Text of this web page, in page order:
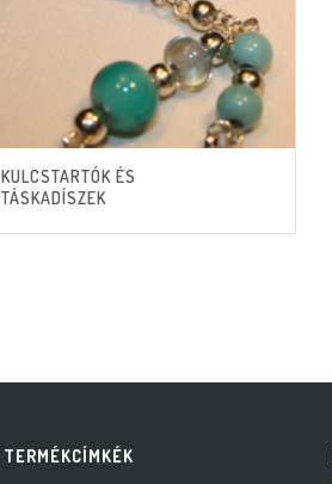
KULCSTARTÓK ÉS
TÁSKADÍSZEK
TERMÉKCÍMKÉK